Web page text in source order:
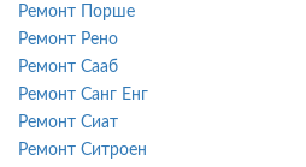
Ремонт Порше
Ремонт Рено
Ремонт Сааб
Ремонт Санг Енг
Ремонт Сиат
Ремонт Ситроен